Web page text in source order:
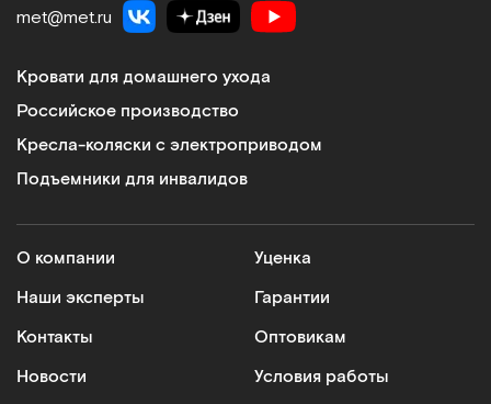
met@met.ru
Кровати для домашнего ухода
Российское производство
Кресла-коляски с электроприводом
Подъемники для инвалидов
О компании
Наши эксперты
Контакты
Новости
Уценка
Гарантии
Оптовикам
Условия работы